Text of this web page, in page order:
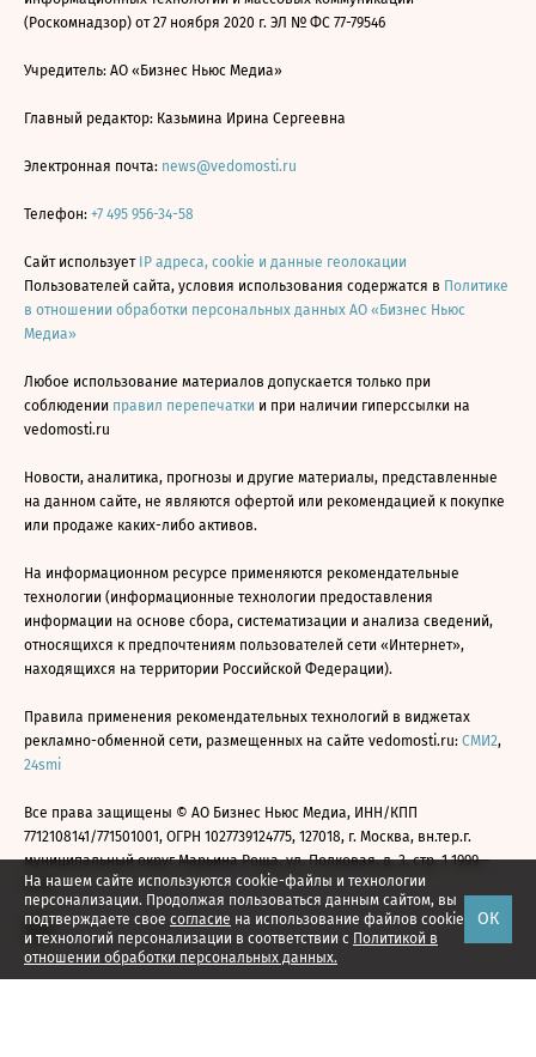
На нашем сайте используются cookie-файлы и технологии
персонализации. Продолжая пользоваться данным сайтом, вы
подтверждаете свое согласие на использование файлов cookie
и технологий персонализации в соответствии с Политикой в
отношении обработки персональных данных.
ОК
(Роскомнадзор) от 27 ноября 2020 г. ЭЛ № ФС 77-79546
Учредитель: АО «Бизнес Ньюс Медиа»
Главный редактор: Казьмина Ирина Сергеевна
Электронная почта: news@vedomosti.ru
Телефон: +7 495 956-34-58
Сайт использует IP адреса, cookie и данные геолокации
Пользователей сайта, условия использования содержатся в Политике
в отношении обработки персональных данных АО «Бизнес Ньюс
Медиа»
Любое использование материалов допускается только при
соблюдении правил перепечатки и при наличии гиперссылки на
vedomosti.ru
Новости, аналитика, прогнозы и другие материалы, представленные
на данном сайте, не являются офертой или рекомендацией к покупке
или продаже каких-либо активов.
На информационном ресурсе применяются рекомендательные
технологии (информационные технологии предоставления
информации на основе сбора, систематизации и анализа сведений,
относящихся к предпочтениям пользователей сети «Интернет»,
находящихся на территории Российской Федерации).
Правила применения рекомендательных технологий в виджетах
рекламно-обменной сети, размещенных на сайте vedomosti.ru: СМИ2,
24smi
Все права защищены © АО Бизнес Ньюс Медиа, ИНН/КПП
7712108141/771501001, ОГРН 1027739124775, 127018, г. Москва, вн.тер.г.
муниципальный округ Марьина Роща, ул. Полковая, д. 3, стр. 1 1999—
2026